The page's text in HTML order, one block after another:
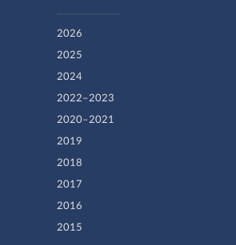
2026
2025
2024
2022–2023
2020–2021
2019
2018
2017
2016
2015